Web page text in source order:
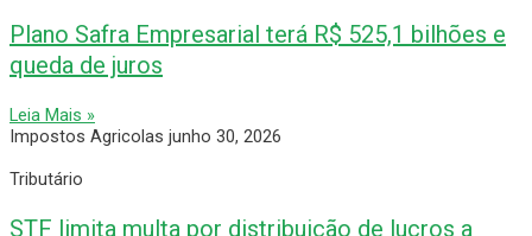
Plano Safra Empresarial terá R$ 525,1 bilhões e
queda de juros
Leia Mais »
Impostos Agricolas junho 30, 2026
Tributário
STF limita multa por distribuição de lucros a